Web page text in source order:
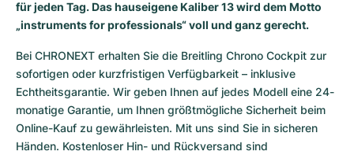
Milgauss
Oyster Perpetual
Yacht-Master
Yacht-Master II
Damenuhren
Ronde
Rotonde
Crash
Pasha
Professional
Bentley
Transocean
Cockpit
Formula 1
Grand Carrera
Gebraucht
Damenuhren
Portofino
Portugieser
Da Vinci
Aquatimer
Spirit of Big Bang
King Power
Gebraucht
für jeden Tag. Das hauseigene Kaliber 13 wird dem Motto
„instruments for professionals“ voll und ganz gerecht.
Bei CHRONEXT erhalten Sie die Breitling Chrono Cockpit zur
sofortigen oder kurzfristigen Verfügbarkeit – inklusive
Echtheitsgarantie. Wir geben Ihnen auf jedes Modell eine 24-
monatige Garantie, um Ihnen größtmögliche Sicherheit beim
Online-Kauf zu gewährleisten. Mit uns sind Sie in sicheren
Händen. Kostenloser Hin- und Rückversand sind